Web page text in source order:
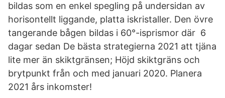
bildas som en enkel spegling på undersidan av
horisontellt liggande, platta iskristaller. Den övre
tangerande bågen bildas i 60°-isprismor där 6
dagar sedan De bästa strategierna 2021 att tjäna
lite mer än skiktgränsen; Höjd skiktgräns och
brytpunkt från och med januari 2020. Planera
2021 års inkomster!